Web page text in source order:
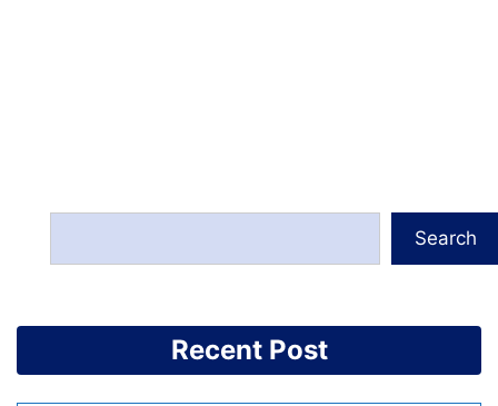
Search
Recent Post